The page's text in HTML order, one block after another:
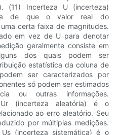
(11) Incerteza U (incerteza)
de que o valor real do
certa faixa de magnitudes.
em vez de U para denotar
geralmente consiste em
dos quais podem ser
estatística da coluna de
ser caracterizados por
só podem ser estimados
ou outras informações.
(incerteza aleatória) é o
ao erro aleatório. Seu
por múltiplas medições.
(incerteza sistemática) é o